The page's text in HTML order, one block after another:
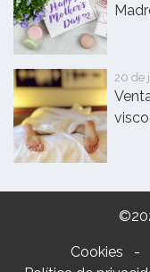
20 de
Cookies -